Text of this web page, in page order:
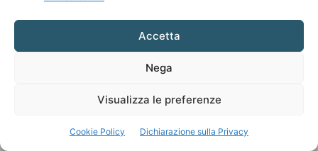
Accetta
Nega
Visualizza le preferenze
Cookie Policy Dichiarazione sulla Privacy